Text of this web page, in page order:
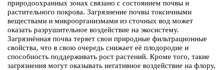
природоохранных зонах связано с состоянием почвы и
растительного покрова. Загрязнение почвы токсичными
веществами и микроорганизмами из сточных вод может
оказать разрушительное воздействие на экосистему.
Загрязнённая почва теряет свои природные фильтрационные
свойства, что в свою очередь снижает её плодородие и
способность поддерживать рост растений. Кроме того, такие
загрязнения могут оказывать негативное воздействие на флору,